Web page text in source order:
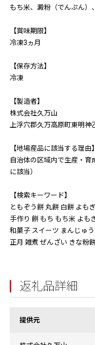
もち米、澱粉（でんぷん）
【賞味期限】
冷凍3ヵ月
【保存方法】
冷凍
【製造者】
株式会社久万山
上浮穴郡久万高原町東明神
【地場産品に該当する理由】
自治体の区域内で生産・
に該当）
【検索キーワード】
ともぞう餅 丸餅 白餅 よも
手作り 餅 もち もち米 よも
和菓子 スイーツ まんじゅ
正月 雑煮 ぜんざい きな粉
返礼品詳細
提供元